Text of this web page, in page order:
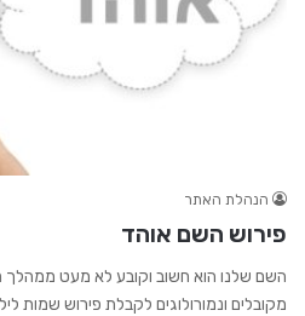
הנהלת האתר
פירוש השם אוהד
השם שלנו הוא חשוב וקובע לא מעט ממהלך
מקובלים ונמורולוגים לקבלת פירוש שמות